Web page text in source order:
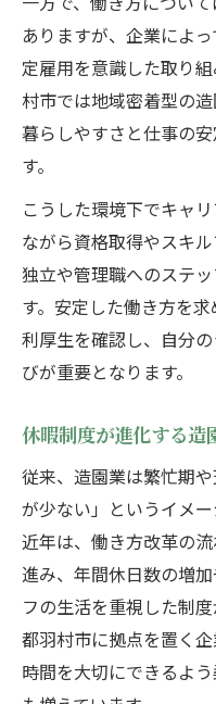
ありますが、企業によ
定雇用を意識した取り
村市では地域密着型の
暮らしやすさと仕事の
す。
こうした環境下でキャ
ながら資格取得やスキ
独立や管理職へのステ
す。安定した働き方を
利厚生を確認し、自分
びが重要となります。
休暇制度が進化する造
従来、造園業は繁忙期
が少ない」というイメ
近年は、働き方改革の
進み、年間休日数の増
フの生活を重視した制
都羽村市に拠点を置く
時間を大切にできるよ